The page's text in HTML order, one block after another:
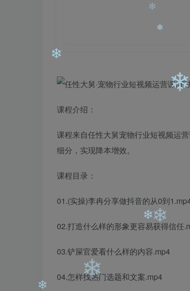
课程介绍：
课程来自任性大舅宠物行业短视频运
细分，实现降本增效。
课程目录：
01.(实操)李冉分享做抖音的从0到
02.打造什么样的形象更容易获得信任
03.铲屎官爱看什么样的内容.mp4
04.怎样找热门选题和文案.mp4
❄
❄
❄